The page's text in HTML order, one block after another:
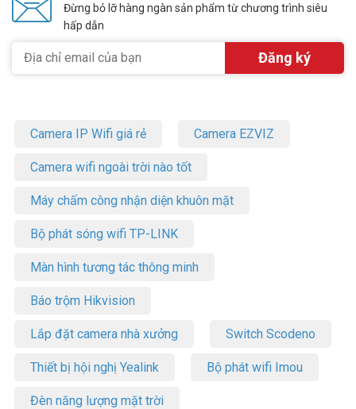
Đừng bỏ lỡ hàng ngàn sản phẩm từ chương trình siêu
hấp dẫn
Camera IP Wifi giá rẻ Camera EZVIZ
Camera wifi ngoài trời nào tốt
Máy chấm công nhận diện khuôn mặt
Bộ phát sóng wifi TP-LINK
Màn hình tương tác thông minh
Báo trộm Hikvision
Lắp đặt camera nhà xưởng Switch Scodeno
Thiết bị hội nghị Yealink Bộ phát wifi Imou
Đèn năng lượng mặt trời